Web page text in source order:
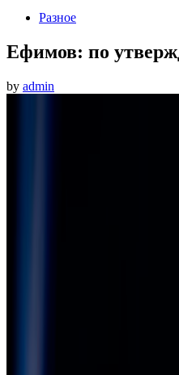
PostedРазное
Ефимов: по
by admin